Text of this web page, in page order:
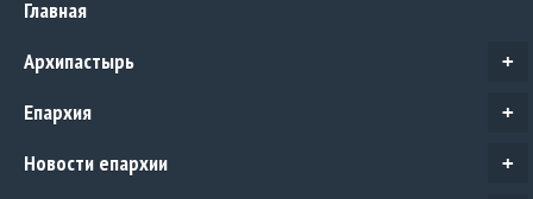
Главная
+
Архипастырь
+
Епархия
+
Новости епархии